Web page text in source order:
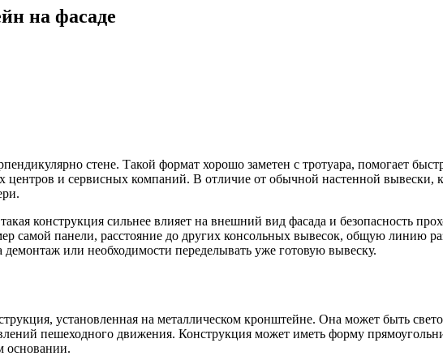
на фасаде
стене. Такой формат хорошо заметен с тротуара, помогает
центров и сервисных компаний. В отличие от обычной настенной вывески,
конструкция сильнее влияет на внешний вид фасада и безопасность
самой панели, расстояние до других консольных вывесок, общую линию
или необходимости переделывать уже готовую вывеску.
установленная на металлическом кронштейне. Она может быть
пешеходного движения. Конструкция может иметь форму
основании.